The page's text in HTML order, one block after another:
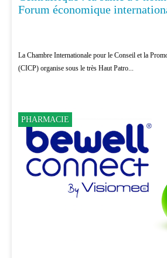
Forum économique
La Chambre Internationale pour le Conseil et la
(CICP) organise sous le très Haut Patro...
PHARMACIE